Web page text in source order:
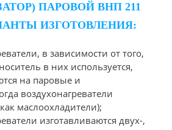
ПАРОВОЙ ВНП 211
ИЗГОТОВЛЕНИЯ:
в зависимости от того,
в них используется,
на паровые и
воздухонагреватели
маслоохладители);
изготавливаются двух-,